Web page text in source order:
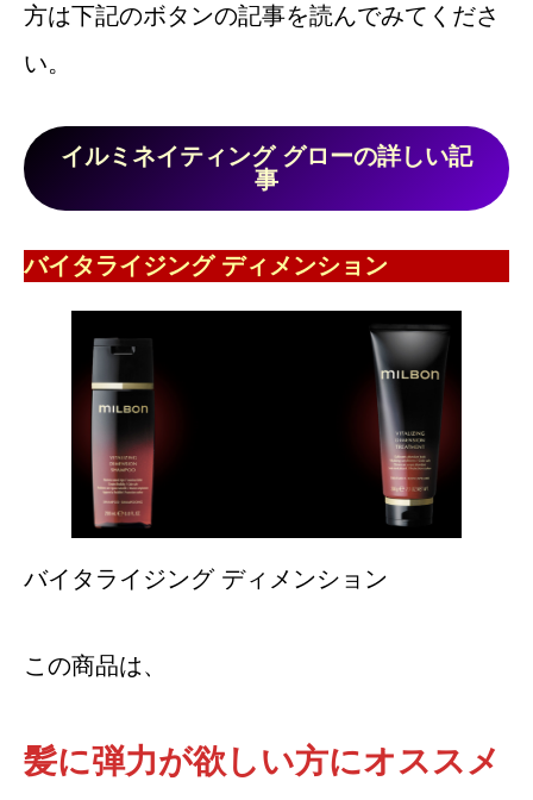
方は下記のボタンの記事を読んでみてくださ
い。
イルミネイティング グローの詳しい記
事
バイタライジング ディメンション
バイタライジング ディメンション
この商品は、
髪に弾力が欲しい方にオススメ